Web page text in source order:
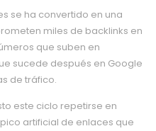
se ha convertido en una
miles de backlinks en
que suben en
sucede después en Google
de tráfico.
este ciclo repetirse en
artificial de enlaces que